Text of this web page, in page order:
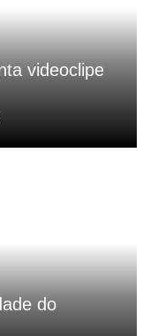
videoclipe
do